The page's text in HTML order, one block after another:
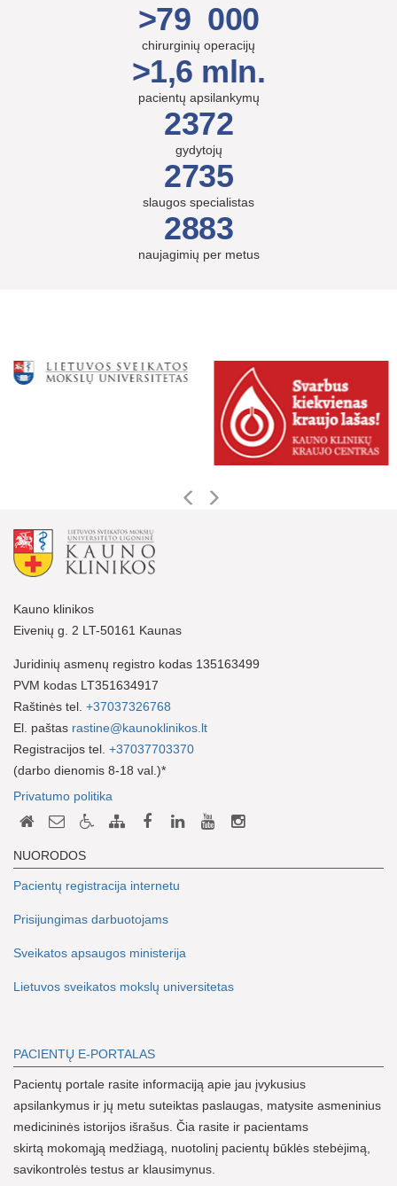
>79 000
chirurginių operacijų
>1,6 mln.
pacientų apsilankymų
2372
gydytojų
2735
slaugos specialistas
2883
naujagimių per metus
Kauno klinikos
Eivenių g. 2 LT-50161 Kaunas
Juridinių asmenų registro kodas 135163499
PVM kodas LT351634917
Raštinės tel. +37037326768
El. paštas rastine@kaunoklinikos.lt
Registracijos tel. +37037703370
(darbo dienomis 8-18 val.)*
Privatumo politika
NUORODOS
Pacientų registracija internetu
Prisijungimas darbuotojams
Sveikatos apsaugos ministerija
Lietuvos sveikatos mokslų universitetas
PACIENTŲ E-PORTALAS
Pacientų portale rasite informaciją apie jau įvykusius
apsilankymus ir jų metu suteiktas paslaugas, matysite asmeninius
medicininės istorijos išrašus. Čia rasite ir pacientams
skirtą mokomąją medžiagą, nuotolinį pacientų būklės stebėjimą,
savikontrolės testus ar klausimynus.